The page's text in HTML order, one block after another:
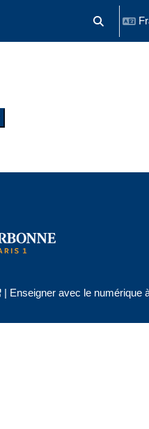
Activer/
| Enseigner avec le numérique